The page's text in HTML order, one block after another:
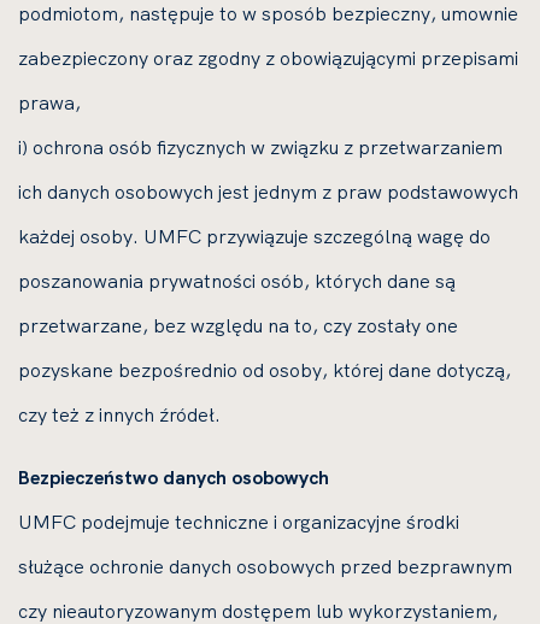
podmiotom, następuje to w sposób bezpieczny, umownie
zabezpieczony oraz zgodny z obowiązującymi przepisami
prawa,
i) ochrona osób fizycznych w związku z przetwarzaniem
ich danych osobowych jest jednym z praw podstawowych
każdej osoby. UMFC przywiązuje szczególną wagę do
poszanowania prywatności osób, których dane są
przetwarzane, bez względu na to, czy zostały one
pozyskane bezpośrednio od osoby, której dane dotyczą,
czy też z innych źródeł.
Bezpieczeństwo danych osobowych
UMFC podejmuje techniczne i organizacyjne środki
służące ochronie danych osobowych przed bezprawnym
czy nieautoryzowanym dostępem lub wykorzystaniem,